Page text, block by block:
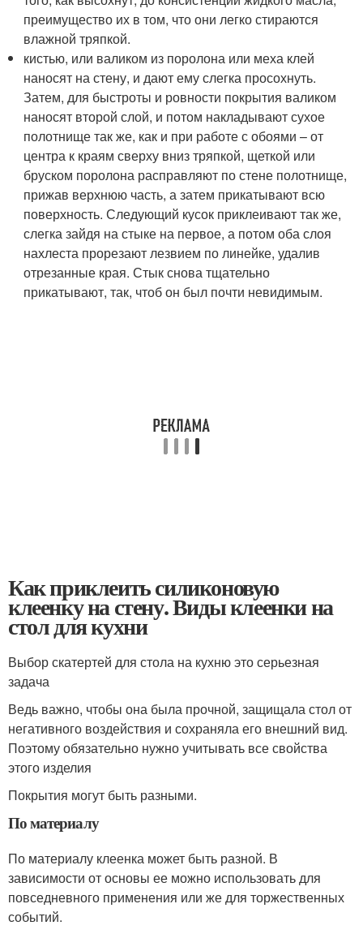
преимущество их в том, что они легко стираются
влажной тряпкой.
кистью, или валиком из поролона или меха клей
наносят на стену, и дают ему слегка просохнуть.
Затем, для быстроты и ровности покрытия валиком
наносят второй слой, и потом накладывают сухое
полотнище так же, как и при работе с обоями – от
центра к краям сверху вниз тряпкой, щеткой или
бруском поролона расправляют по стене полотнище,
прижав верхнюю часть, а затем прикатывают всю
поверхность. Следующий кусок приклеивают так же,
слегка зайдя на стыке на первое, а потом оба слоя
нахлеста прорезают лезвием по линейке, удалив
отрезанные края. Стык снова тщательно
прикатывают, так, чтоб он был почти невидимым.
Как приклеить силиконовую
клеенку на стену. Виды клеенки на
стол для кухни
Выбор скатертей для стола на кухню это серьезная
задача
Ведь важно, чтобы она была прочной, защищала стол от
негативного воздействия и сохраняла его внешний вид.
Поэтому обязательно нужно учитывать все свойства
этого изделия
Покрытия могут быть разными.
По материалу
По материалу клеенка может быть разной. В
зависимости от основы ее можно использовать для
повседневного применения или же для торжественных
событий.